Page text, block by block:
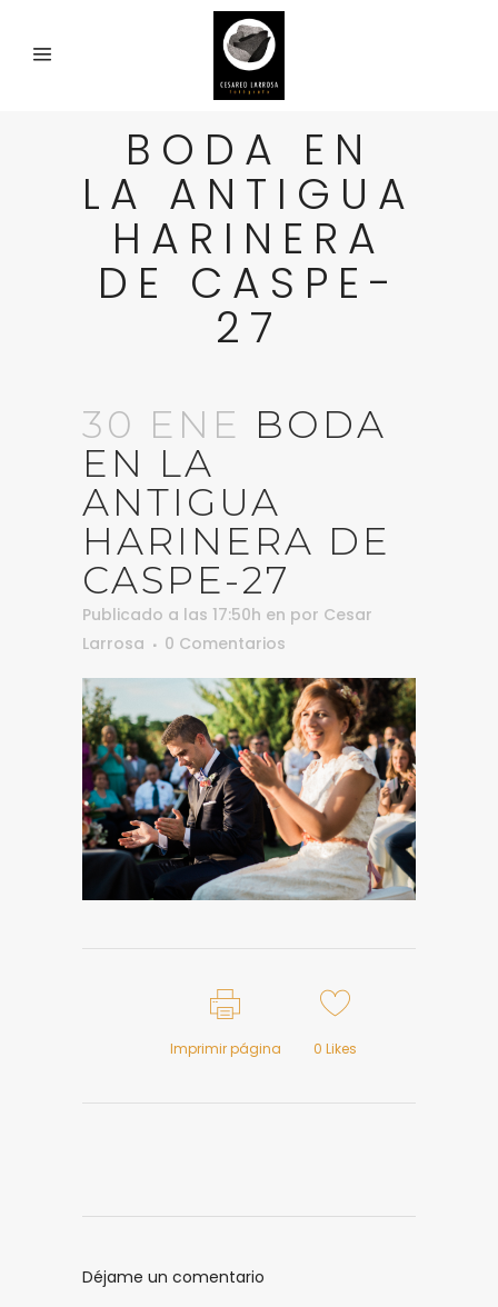
BODA EN
LA ANTIGUA
HARINERA
DE CASPE-
27
30 ENE BODA
EN LA
ANTIGUA
HARINERA DE
CASPE-27
Publicado a las 17:50h en por Cesar
Larrosa
0 Comentarios
Imprimir página 0 Likes
Déjame un comentario